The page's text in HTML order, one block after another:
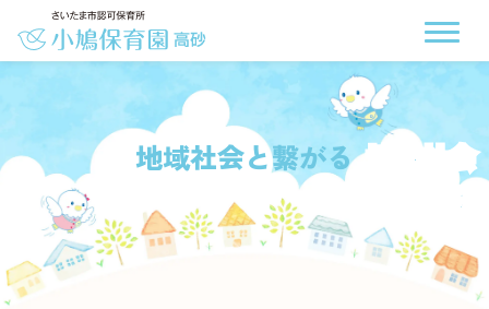
地域社会と繋がる